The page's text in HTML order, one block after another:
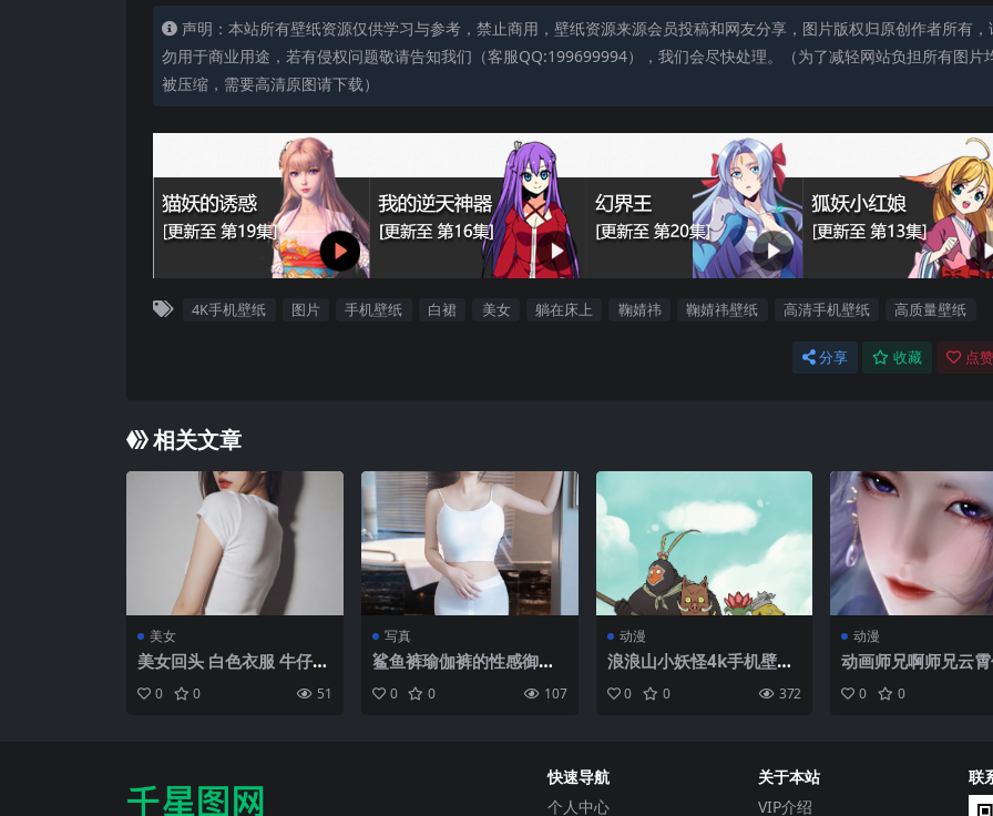
声明：本站所有壁纸资源仅供学习与参考，禁止商用，壁纸资源来源会员投稿和网友分享，图片版权归原创作者所有，
勿用于商业用途，若有侵权问题敬请告知我们（客服QQ:199699994），我们会尽快处理。（为了减轻网站负担所有图片
被压缩，需要高清原图请下载）
4K手机壁纸 图片 手机壁纸 白裙 美女 躺在床上 鞠婧祎 鞠婧祎壁纸 高清手机壁纸 高质量壁纸
分享 收藏 点
相关文章
美女
美女回头 白色衣服 牛仔裤
4k手机壁纸竖屏
0 0 51
写真
鲨鱼裤瑜伽裤的性感御姐
好看私房玉足壁纸高清手
机壁纸
0 0 107
动漫
浪浪山小妖怪4k手机壁纸
0 0 372
动漫
动画师兄啊师兄云
高清4k手机壁纸竖
0 0
快速导航
个人中心
关于本站
VIP介绍
联